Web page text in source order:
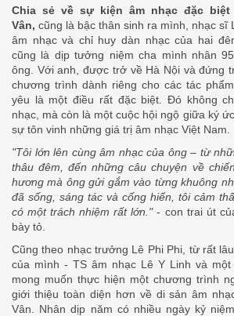
Chia sẻ về sự kiện âm nhạc đặc biệt
Vân, cũng là bậc thân sinh ra mình, nhạc sĩ
âm nhạc và chỉ huy dàn nhạc của hai
cũng là dịp tưởng niệm cha mình nhân
ông. Với anh, được trở về Hà Nội và đứng
chương trình dành riêng cho các tác
yêu là một điều rất đặc biệt. Đó không
nhạc, mà còn là một cuộc hội ngộ giữa ký
sự tôn vinh những giá trị âm nhạc Việt Nam.
"Tôi lớn lên cùng âm nhạc của ông – từ
thâu đêm, đến những câu chuyện về
hương mà ông gửi gắm vào từng khuông
đã sống, sáng tác và cống hiến, tôi cảm
có một trách nhiệm rất lớn."- con trai út
bày tỏ.
Cũng theo nhạc trưởng Lê Phi Phi, từ rất
của mình - TS âm nhạc Lê Y Linh và
mong muốn thực hiện một chương trình
giới thiệu toàn diện hơn về di sản âm
Vân. Nhân dịp năm có nhiều ngày kỷ